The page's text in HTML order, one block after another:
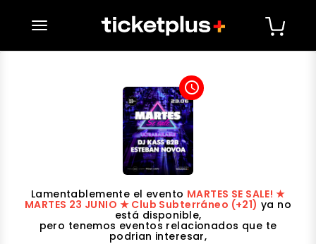
desplegar navegación
access_time
Lamentablemente el evento MARTES SE SALE! ★
MARTES 23 JUNIO ★ Club Subterráneo (+21) ya no
está disponible,
pero tenemos eventos relacionados que te
podrian interesar,